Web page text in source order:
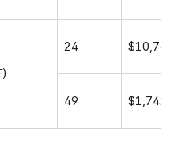
24 $10,768
49 $1,742